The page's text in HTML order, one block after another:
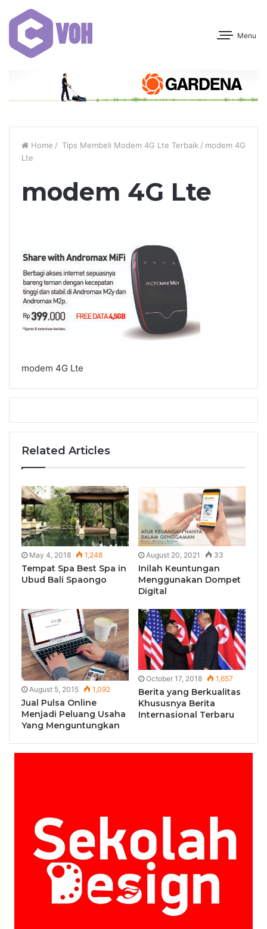
Menu
Home / Tips Membeli Modem 4G Lte Terbaik / modem 4G
Lte
modem 4G Lte
modem 4G Lte
Related Articles
May 4, 2018 1,248
Tempat Spa Best Spa in
Ubud Bali Spaongo
August 20, 2021 33
Inilah Keuntungan
Menggunakan Dompet
Digital
August 5, 2015 1,092
Jual Pulsa Online
Menjadi Peluang Usaha
Yang Menguntungkan
October 17, 2018 1,657
Berita yang Berkualitas
Khususnya Berita
Internasional Terbaru